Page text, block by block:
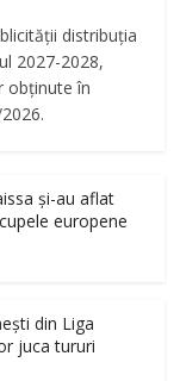
distribuția
2027-2028,
obținute în
și-au aflat
europene
din Liga
juca tururi